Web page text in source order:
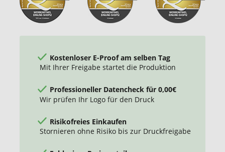
Kostenloser E-Proof am selben Tag
Mit Ihrer Freigabe startet die Produktion
Professioneller Datencheck für 0,00€
Wir prüfen Ihr Logo für den Druck
Risikofreies Einkaufen
Stornieren ohne Risiko bis zur Druckfreigabe